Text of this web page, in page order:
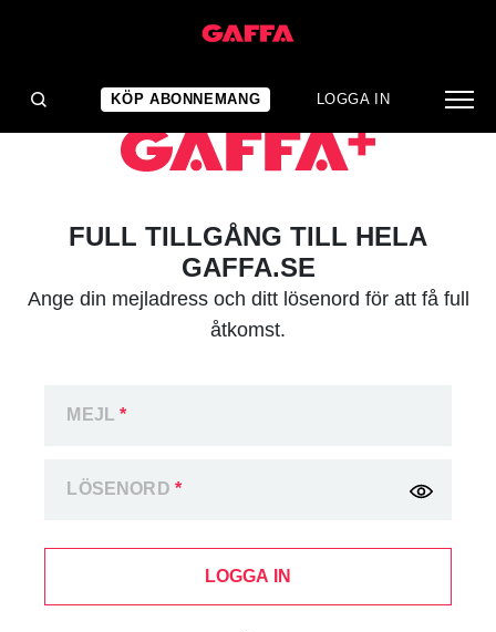
KÖP ABONNEMANG LOGGA IN
FULL TILLGÅNG TILL HELA
GAFFA.SE
Ange din mejladress och ditt lösenord för att få full
åtkomst.
MEJL*
LÖSENORD *
LOGGA IN